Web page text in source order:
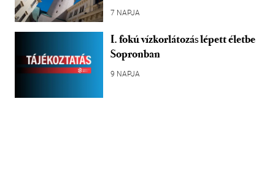
7 NAPJA
I. fokú vízkorlátozás lépett életbe
Sopronban
9 NAPJA